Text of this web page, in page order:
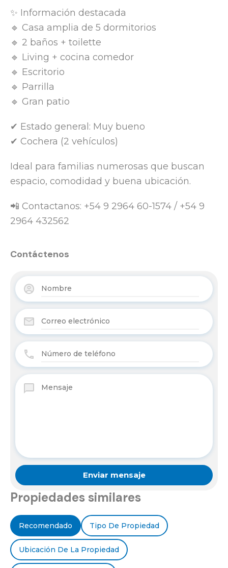
✨ Información destacada
🔹 Casa amplia de 5 dormitorios
🔹 2 baños + toilette
🔹 Living + cocina comedor
🔹 Escritorio
🔹 Parrilla
🔹 Gran patio
✔ Estado general: Muy bueno
✔ Cochera (2 vehículos)
Ideal para familias numerosas que buscan
espacio, comodidad y buena ubicación.
📲 Contactanos: +54 9 2964 60-1574 / +54 9
2964 432562
Contáctenos
Propiedades similares
Recomendado Tipo De Propiedad
Ubicación De La Propiedad